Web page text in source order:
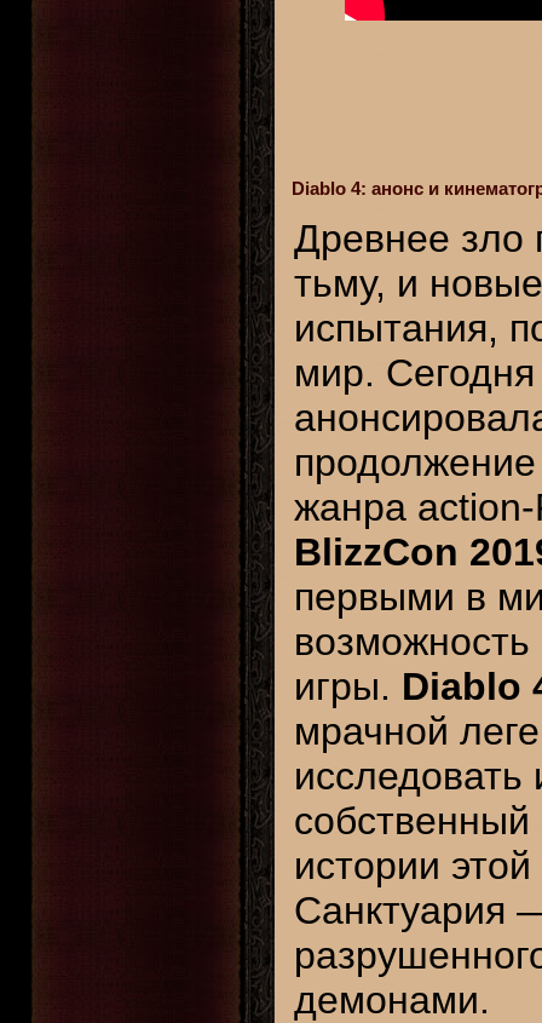
Diablo 4: анонс и
Древнее зло
тьму, и
испытания,
мир.
жанра action-
BlizzCon
первыми в
игры. Diablo
мрачной
истории
Санктуария
демонами.